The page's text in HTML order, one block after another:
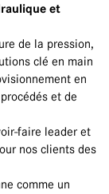
et
de la pression,
clé en main
en
et de
faire leader et
nos clients des
comme un